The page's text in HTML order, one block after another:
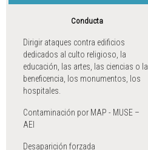
Conducta
Dirigir ataques contra edificios
dedicados al culto religioso, la
educación, las artes, las ciencias o la
beneficencia, los monumentos, los
hospitales.
Contaminación por MAP - MUSE –
AEI
Desaparición forzada